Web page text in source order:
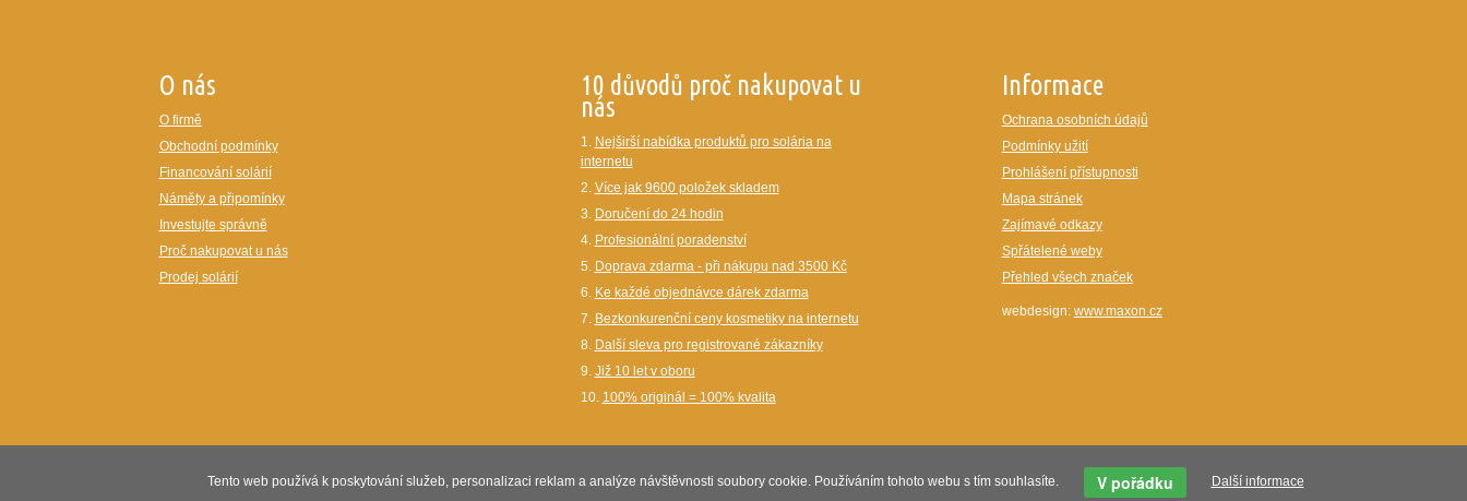
O nás
O firmě
Obchodní podmínky
Financování solárií
Náměty a připomínky
Investujte správně
Proč nakupovat u nás
Prodej solárií
10 důvodů proč nakupovat u
nás
1. Nejširší nabídka produktů pro solária na
internetu
2. Více jak 9600 položek skladem
3. Doručení do 24 hodin
4. Profesionální poradenství
5. Doprava zdarma - při nákupu nad 3500 Kč
6. Ke každé objednávce dárek zdarma
7. Bezkonkurenční ceny kosmetiky na internetu
8. Další sleva pro registrované zákazníky
9. Již 10 let v oboru
10. 100% originál = 100% kvalita
Informace
Ochrana osobních údajů
Podmínky užití
Prohlášení přístupnosti
Mapa stránek
Zajímavé odkazy
Spřátelené weby
Přehled všech značek
webdesign: www.maxon.cz
Tento web používá k poskytování služeb, personalizaci reklam a analýze návštěvnosti soubory cookie. Používáním tohoto webu s tím souhlasíte. V pořádku Další informace